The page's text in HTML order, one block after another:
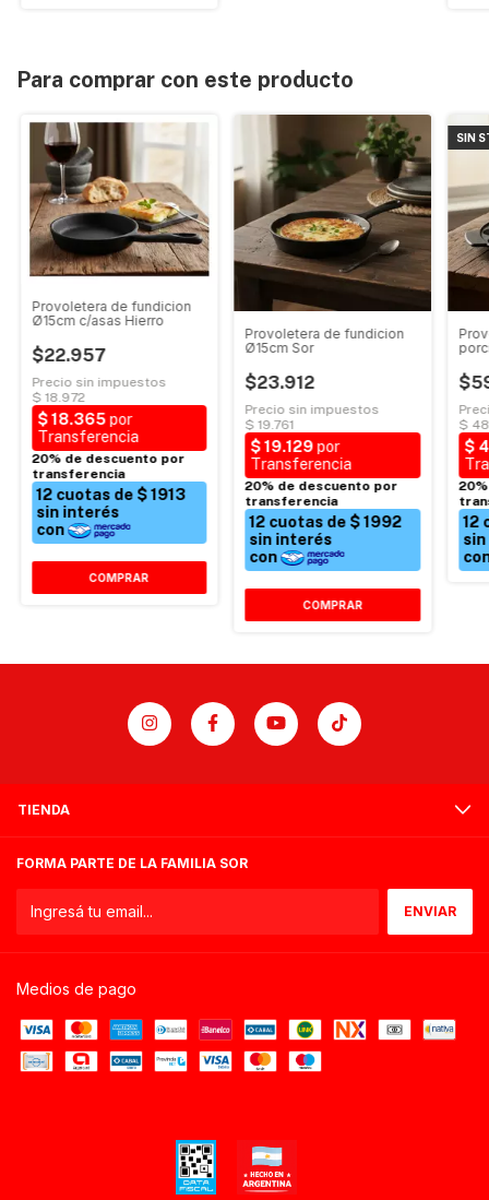
Para comprar con este producto
Provoletera de fundicion
Ø15cm c/asas Hierro
$22.957
Provoletera de fundicion
Ø15cm Sor
$23.912
SIN
TIENDA
FORMA PARTE DE LA FAMILIA SOR
Medios de pago